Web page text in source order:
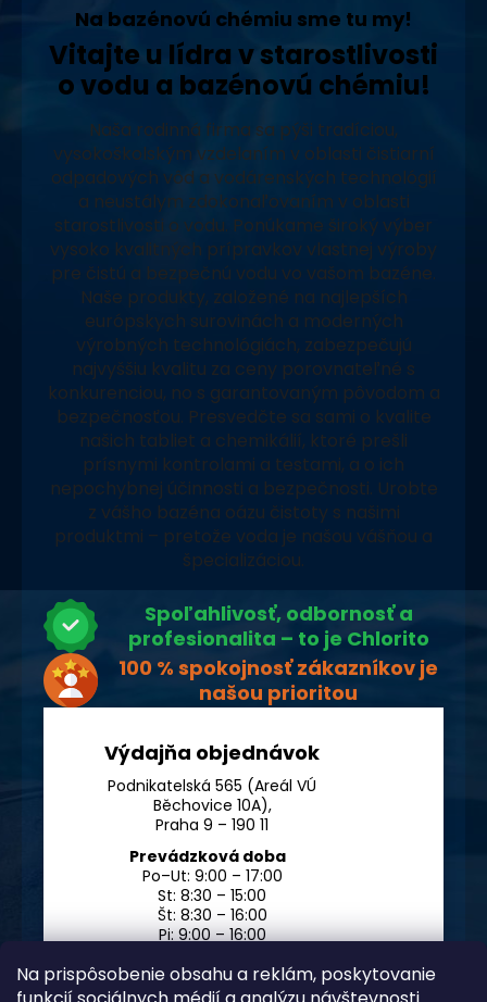
Na prispôsobenie obsahu a reklám, poskytovanie
Na bazénovú chémiu sme tu my!
Vitajte u lídra v starostlivosti
o vodu a bazénovú chémiu!
Naša rodinná firma sa pýši tradíciou,
vysokoškolským vzdelaním v oblasti čistiarní
odpadových vôd a vodárenských technológií
a neustálym zdokonaľovaním v oblasti
starostlivosti o vodu. Ponúkame široký výber
vysoko kvalitných prípravkov vlastnej výroby
pre čistú a bezpečnú vodu vo vašom bazéne.
Naše produkty, založené na najlepších
európskych surovinách a moderných
výrobných technológiách, zabezpečujú
najvyššiu kvalitu za ceny porovnateľné s
konkurenciou, no s garantovaným pôvodom a
bezpečnosťou. Presvedčte sa sami o kvalite
našich tabliet a chemikálií, ktoré prešli
prísnymi kontrolami a testami, a o ich
nepochybnej účinnosti a bezpečnosti. Urobte
z vášho bazéna oázu čistoty s našimi
produktmi – pretože voda je našou vášňou a
špecializáciou.
Spoľahlivosť, odbornosť a
profesionalita – to je Chlorito
100 % spokojnosť zákazníkov je
našou prioritou
Výdajňa objednávok
Podnikatelská 565 (Areál VÚ
Běchovice 10A),
Praha 9 – 190 11
Prevádzková doba
Po–Ut: 9:00 – 17:00
St: 8:30 – 15:00
Št: 8:30 – 16:00
Pi: 9:00 – 16:00